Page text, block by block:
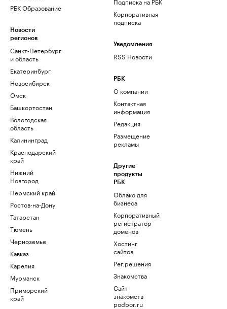
РБК Образование
Новости
регионов
Санкт-Петербург
и область
Екатеринбург
Новосибирск
Омск
Башкортостан
Вологодская
область
Калининград
Краснодарский
край
Нижний
Новгород
Пермский край
Ростов-на-Дону
Татарстан
Тюмень
Черноземье
Кавказ
Карелия
Мурманск
Приморский
край
Корпоративная
подписка
Уведомления
RSS Новости
РБК
О компании
Контактная
информация
Редакция
Размещение
рекламы
Другие
продукты
РБК
Облако для
бизнеса
Корпоративный
регистратор
доменов
Хостинг
сайтов
Рег.решения
Знакомства
Сайт
знакомств
podbor.ru